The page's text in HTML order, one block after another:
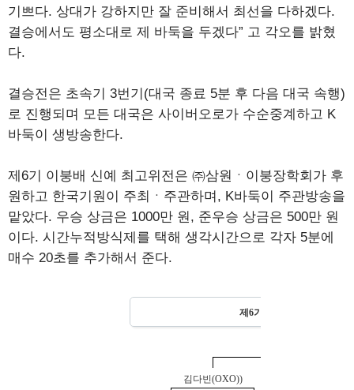
기쁘다. 상대가 강하지만 잘 준비해서 최선을 다하겠다.
결승에서도 평소대로 제 바둑을 두겠다” 고 각오를 밝혔
다.
결승전은 초속기 3번기(대국 종료 5분 후 다음 대국 속행)
로 진행되며 모든 대국은 사이버오로가 수순중계하고 K
바둑이 생방송한다.
제6기 이붕배 신예 최고위전은 ㈜삼원ㆍ이붕장학회가 후
원하고 한국기원이 주최ㆍ주관하며, K바둑이 주관방송을
맡았다. 우승 상금은 1000만 원, 준우승 상금은 500만 원
이다. 시간누적방식제를 택해 생각시간으로 각자 5분에
매수 20초를 추가해서 준다.